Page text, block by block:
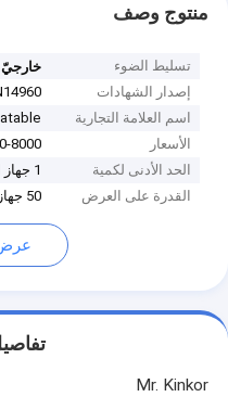
منتوج وصف
تسليط الضوء
إصدار الشهادات
اسم العلامة التجارية
الأسعار
pc
الحد الأدنى لكمية
1 جهاز الكمبيوتر
القدرة على العرض
50 جهاز كمبيوتر شخصى في الشهر
عرض
Mr. Kinkor